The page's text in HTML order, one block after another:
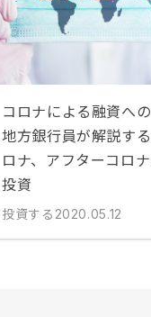
コロナによる融資へ
地方銀行員が解説す
ロナ、アフターコロ
投資
投資する 2020.05.12